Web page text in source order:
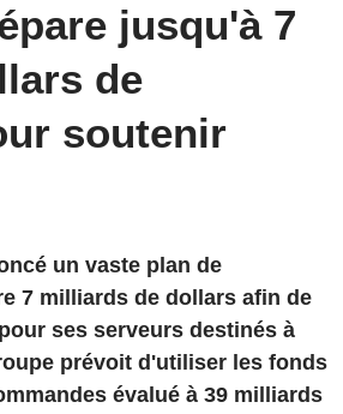
jusqu'à 7
de
soutenir
un vaste plan de
7 milliards de dollars afin de
ses serveurs destinés à
prévoit d'utiliser les fonds
évalué à 39 milliards